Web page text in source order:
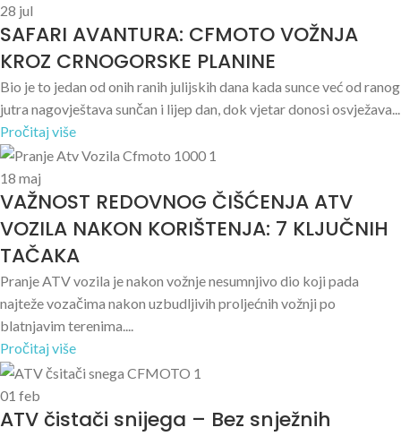
28 jul
SAFARI AVANTURA: CFMOTO VOŽNJA
KROZ CRNOGORSKE PLANINE
Bio je to jedan od onih ranih julijskih dana kada sunce već od ranog
jutra nagovještava sunčan i lijep dan, dok vjetar donosi osvježava...
Pročitaj više
18 maj
VAŽNOST REDOVNOG ČIŠĆENJA ATV
VOZILA NAKON KORIŠTENJA: 7 KLJUČNIH
TAČAKA
Pranje ATV vozila je nakon vožnje nesumnjivo dio koji pada
najteže vozačima nakon uzbudljivih proljećnih vožnji po
blatnjavim terenima....
Pročitaj više
01 feb
ATV čistači snijega – Bez snježnih